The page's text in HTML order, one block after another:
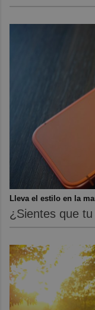
Lleva el estilo en la
¿Sientes que